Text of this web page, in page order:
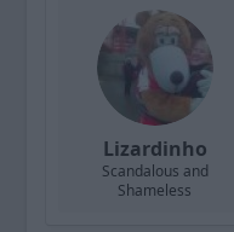
Lizardinho
Scandalous and
Shameless